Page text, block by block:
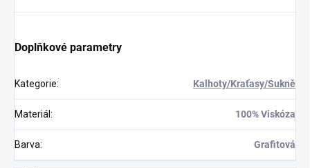
Doplňkové parametry
Kategorie: Kalhoty/Kraťasy/Sukně
Materiál: 100% Viskóza
Barva: Grafitová